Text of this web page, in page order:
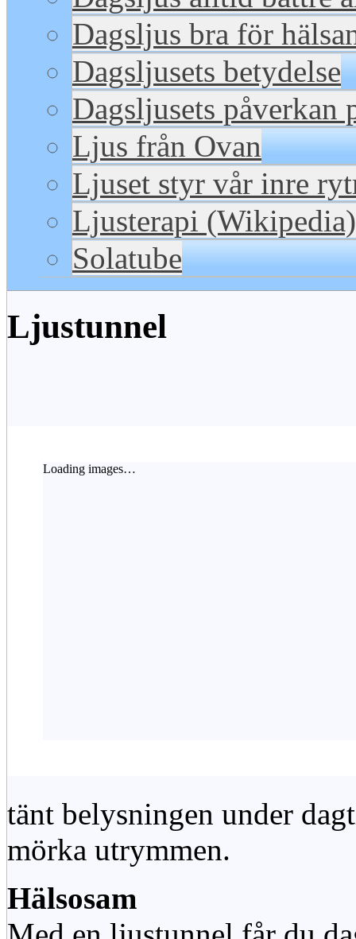
Dagsljus bra för
Dagsljusets betydelse
Dagsljusets påverkan
Ljus från Ovan
Ljuset styr vår inre
Ljusterapi (Wikipedia)
Solatube
Ljustunnel
Loading images…
tänt belysningen under
mörka utrymmen.
Hälsosam